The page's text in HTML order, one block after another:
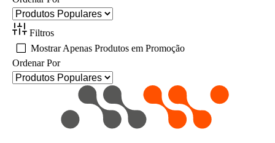
Filtros
Mostrar Apenas Produtos em Promoção
Ordenar Por